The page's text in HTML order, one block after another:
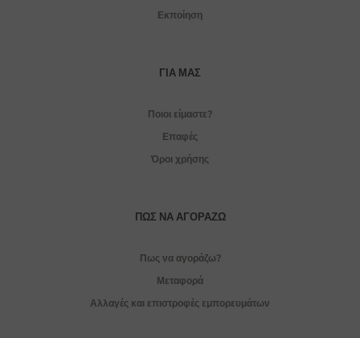
Εκποίηση
ΓΙΑ ΜΑΣ
Ποιοι είμαστε?
Επαφές
Όροι χρήσης
ΠΏΣ ΝΑ ΑΓΟΡΆΖΩ
Πως να αγοράζω?
Μεταφορά
Αλλαγές και επιστροφές εμπορευμάτων